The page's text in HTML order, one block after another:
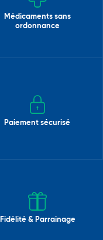
Médicaments sans
ordonnance
Paiement sécurisé
Fidélité & Parrainage